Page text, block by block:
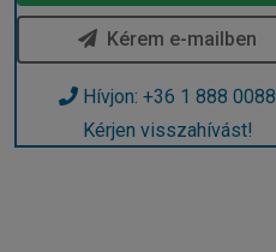
Kérem e-mailben
Hívjon: +36 1 888 0088
Kérjen visszahívást!